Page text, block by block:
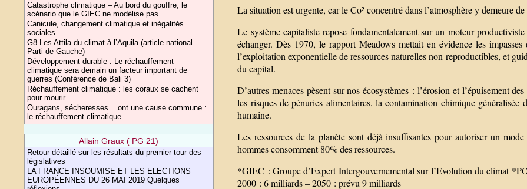
Catastrophe climatique – Au bord du gouffre, le
scénario que le GIEC ne modélise pas
Canicule, changement climatique et inégalités
sociales
G8 Les Attila du climat à l’Aquila (article national
Parti de Gauche)
Développement durable : Le réchauffement
climatique sera demain un facteur important de
guerres (Conférence de Bali 3)
Réchauffement climatique : les coraux se cachent
pour mourir
Ouragans, sécheresses... ont une cause commune :
le réchauffement climatique
Allain Graux ( PG 21)
Retour détaillé sur les résultats du premier tour des
législatives
LA FRANCE INSOUMISE ET LES ELECTIONS
EUROPÉENNES DU 26 MAI 2019 Quelques
La situation est urgente, car le Co² concentré dans l’atmosphère y demeure
Le système capitaliste repose fondamentalement sur un moteur
échanger. Dès 1970, le rapport Meadows mettait en évidence les
l’exploitation exponentielle de ressources naturelles non-reproductibles, et
du capital.
D’autres menaces pèsent sur nos écosystèmes : l’érosion et l’épuisement
les risques de pénuries alimentaires, la contamination chimique
humaine.
Les ressources de la planète sont déjà insuffisantes pour autoriser un
hommes consomment 80% des ressources.
*GIEC : Groupe d’Expert Intergouvernemental sur l’Evolution du climat
2000 : 6 milliards – 2050 : prévu 9 milliards